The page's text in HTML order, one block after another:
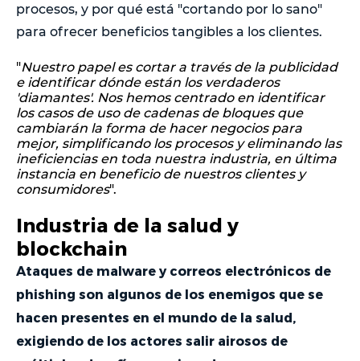
procesos, y por qué está "cortando por lo sano"
para ofrecer beneficios tangibles a los clientes.
"Nuestro papel es cortar a través de la publicidad
e identificar dónde están los verdaderos
'diamantes'. Nos hemos centrado en identificar
los casos de uso de cadenas de bloques que
cambiarán la forma de hacer negocios para
mejor, simplificando los procesos y eliminando las
ineficiencias en toda nuestra industria, en última
instancia en beneficio de nuestros clientes y
consumidores".
Industria de la salud y
blockchain
Ataques de malware y correos electrónicos de
phishing son algunos de los enemigos que se
hacen presentes en el mundo de la salud,
exigiendo de los actores salir airosos de